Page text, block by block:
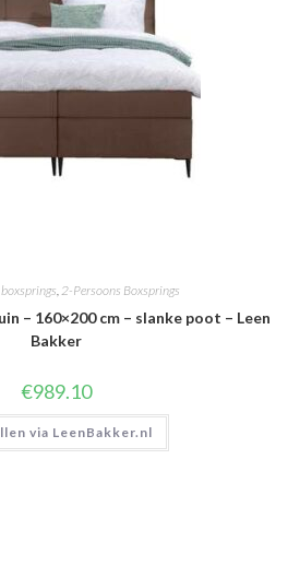
,2-Persoons Boxsprings
– 160×200 cm – slanke poot – Leen
Bakker
€989.10
via LeenBakker.nl